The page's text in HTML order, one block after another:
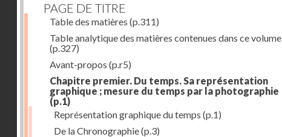
PAGE DE TITRE
Table des matières (p.311)
Table analytique des matières contenues dans ce volume
(p.327)
Avant-propos (p.r5)
Chapitre premier. Du temps. Sa représentation
graphique ; mesure du temps par la photographie
(p.1)
Représentation graphique du temps (p.1)
De la Chronographie(p.3)